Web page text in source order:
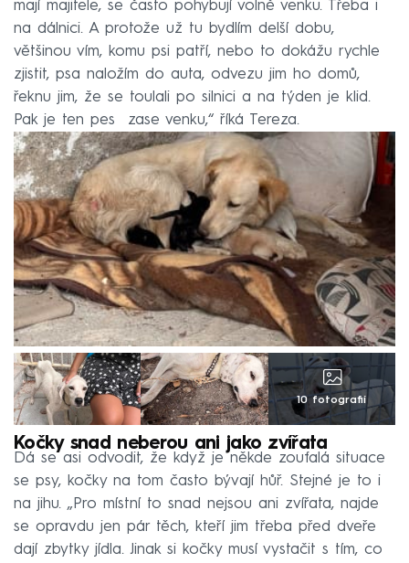
mají majitele, se často pohybují volně venku. Třeba i
na dálnici. A protože už tu bydlím delší dobu,
většinou vím, komu psi patří, nebo to dokážu rychle
zjistit, psa naložím do auta, odvezu jim ho domů,
řeknu jim, že se toulali po silnici a na týden je klid.
Pak je ten pes zase venku,“ říká Tereza.
10 fotografií
Kočky snad neberou ani jako zvířata
Dá se asi odvodit, že když je někde zoufalá situace
se psy, kočky na tom často bývají hůř. Stejné je to i
na jihu. „Pro místní to snad nejsou ani zvířata, najde
se opravdu jen pár těch, kteří jim třeba před dveře
dají zbytky jídla. Jinak si kočky musí vystačit s tím, co